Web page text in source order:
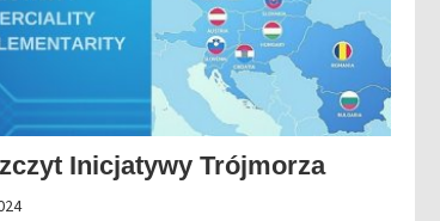
Inicjatywy Trójmorza